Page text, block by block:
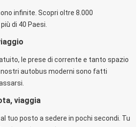
infinite. Scopri oltre 8.000
di 40 Paesi.
le prese di corrente e tanto spazio
nostri autobus moderni sono fatti
viaggia
tuo posto a sedere in pochi secondi. Tu